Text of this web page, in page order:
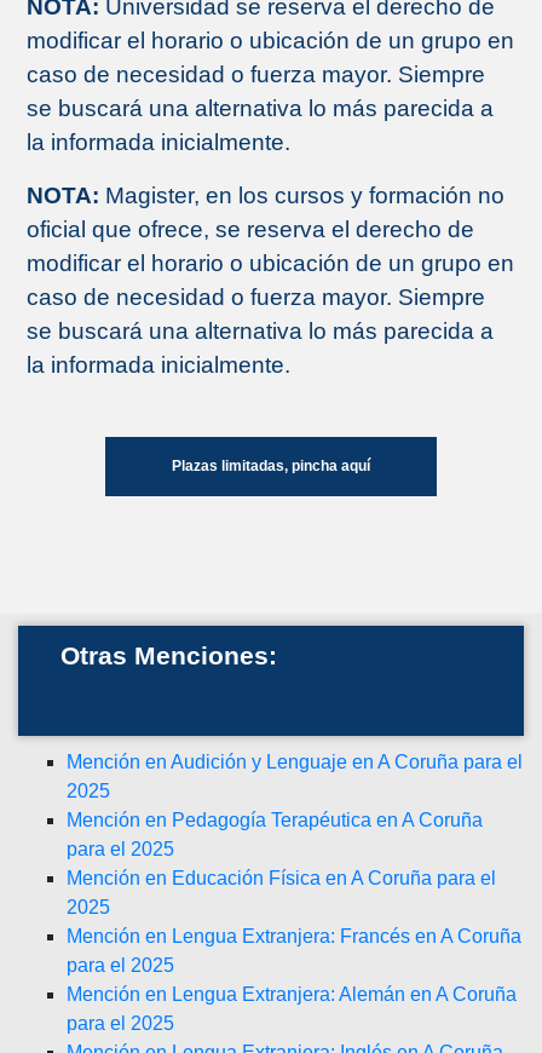
NOTA: Universidad se reserva el derecho de
modificar el horario o ubicación de un grupo en
caso de necesidad o fuerza mayor. Siempre
se buscará una alternativa lo más parecida a
la informada inicialmente.
NOTA: Magister, en los cursos y formación no
oficial que ofrece, se reserva el derecho de
modificar el horario o ubicación de un grupo en
caso de necesidad o fuerza mayor. Siempre
se buscará una alternativa lo más parecida a
la informada inicialmente.
Plazas limitadas, pincha aquí
Otras Menciones:
Mención en Audición y Lenguaje en A Coruña para el
2025
Mención en Pedagogía Terapéutica en A Coruña
para el 2025
Mención en Educación Física en A Coruña para el
2025
Mención en Lengua Extranjera: Francés en A Coruña
para el 2025
Mención en Lengua Extranjera: Alemán en A Coruña
para el 2025